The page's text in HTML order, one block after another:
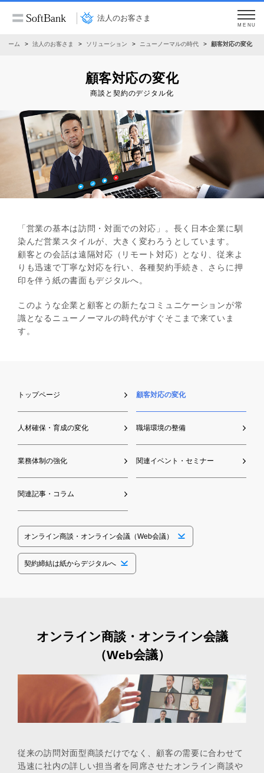
法人のお客さま
MENU
ホーム 法人のお客さま ソリューション ニューノーマルの時代 顧客対応の変化
顧客対応の変化
商談と契約のデジタル化
「営業の基本は訪問・対面での対応」。長く日本企業に馴
染んだ営業スタイルが、大きく変わろうとしています。
顧客との会話は遠隔対応（リモート対応）となり、従来よ
りも迅速で丁寧な対応を行い、各種契約手続き、さらに押
印を伴う紙の書面もデジタルへ。
このような企業と顧客との新たなコミュニケーションが常
識となるニューノーマルの時代がすぐそこまで来ていま
す。
トップページ 顧客対応の変化
人材確保・育成の変化 職場環境の整備
業務体制の強化 関連イベント・セミナー
関連記事・コラム
オンライン商談・オンライン会議（Web会議）
契約締結は紙からデジタルへ
オンライン商談・オンライン会議
（Web会議）
従来の訪問対面型商談だけでなく、顧客の需要に合わせて
迅速に社内の詳しい担当者を同席させたオンライン商談や